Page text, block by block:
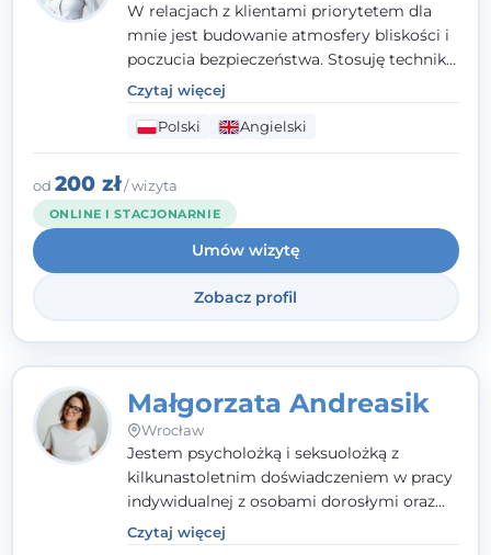
W relacjach z klientami priorytetem dla
mnie jest budowanie atmosfery bliskości i
poczucia bezpieczeństwa. Stosuję techniki
poznawczo-behawioralne oraz metody,
które koncentrują się na rozwiązaniach
(TSR). Te polegają na osiąganiu
zamierzonych celów (doprowadzeniu do
rozwiązania trudnych sytuacji) poprzez
identyfikowanie i wzmacnianie zasobów
oraz mocnych stron klienta. W swojej
pracy korzystam także z metod dialogu
motywacyjnego itreningu uważności.
Czytaj więcej
Polski Angielski
od 200 zł/ wizyta
ONLINE I STACJONARNIE
Umów wizytę
Zobacz profil
Małgorzata Andreasik
Wrocław
Jestem psycholożką i seksuolożką z
kilkunastoletnim doświadczeniem w pracy
indywidualnej z osobami dorosłymi oraz
parami. Specjalizuję się w obszarze zdrowia
seksualnego, żałoby, kryzysów życiowych i
Czytaj więcej